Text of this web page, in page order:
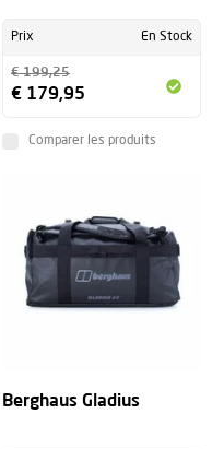
Prix En Stock
€ 199,25
€ 179,95
Comparer les produits
Berghaus Gladius